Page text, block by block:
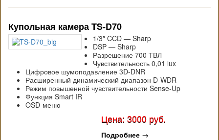
Купольная камера TS-D70
1/3″ CCD — Sharp
DSP — Sharp
Разрешение 700 ТВЛ
Чувствительность 0,01 lux
Цифровое шумоподавление 3D-DNR
Расширенный динамический диапазон D-WDR
Режим повышенной чувствительности Sense-Up
Функция Smart IR
OSD-меню
Цена: 3000 руб.
Подробнее →